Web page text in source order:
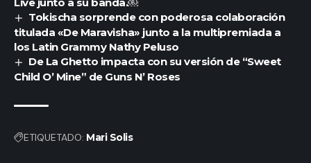
Tokischa sorprende con poderosa colaboración
titulada «De Maravisha» junto a la multipremiada a
los Latin Grammy Nathy Peluso
De La Ghetto impacta con su versión de “Sweet
Child O’ Mine” de Guns N’ Roses
ETIQUETADO: Mari Solis
El espacio ha sido recibido de manera
extraordinaria por la audiencia en ese horario,
registrando muy buenos niveles de sintonía y
consolidándose como una propuesta atractiva
al talento local.